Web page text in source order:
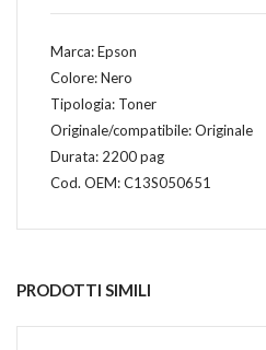
Marca: Epson
Colore: Nero
Tipologia: Toner
Originale/compatibile: Originale
Durata: 2200 pag
Cod. OEM: C13S050651
PRODOTTI SIMILI